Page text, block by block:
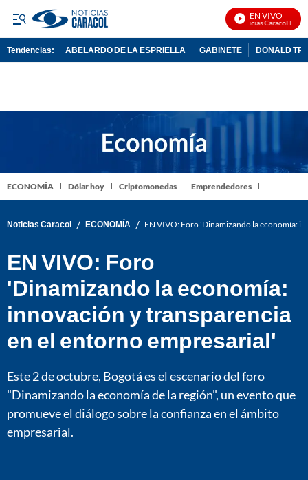
EN VIVO
Noticias Caracol En
Tendencias: ABELARDO DE LA ESPRIELLA GABINETE DONALD
ECONOMÍA Dólar hoy Criptomonedas Emprendedores
Noticias Caracol / ECONOMÍA / EN VIVO: Foro 'Dinamizando la economía:
EN VIVO: Foro
'Dinamizando la economía:
innovación y transparencia
en el entorno empresarial'
Este 2 de octubre, Bogotá es el escenario del foro
"Dinamizando la economía de la región", un evento que
promueve el diálogo sobre la confianza en el ámbito
empresarial.